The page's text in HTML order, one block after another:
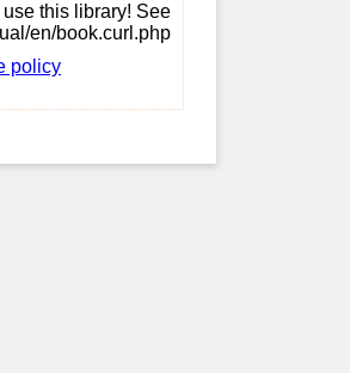
this library! See
en/book.curl.php
policy